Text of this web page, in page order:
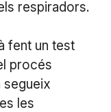
respiradors.
fent un test
procés
segueix
les